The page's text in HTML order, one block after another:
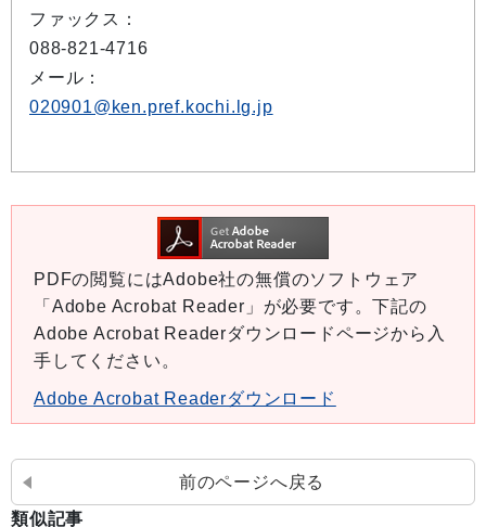
ファックス：
088-821-4716
メール：
020901@ken.pref.kochi.lg.jp
PDFの閲覧にはAdobe社の無償のソフトウェア
「Adobe Acrobat Reader」が必要です。下記の
Adobe Acrobat Readerダウンロードページから入
手してください。
Adobe Acrobat Readerダウンロード
前のページへ戻る
類似記事